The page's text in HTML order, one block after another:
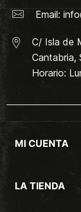
Email:
C/ Isla de
Cantabria,
Horario:
MI CUENTA
LA TIENDA